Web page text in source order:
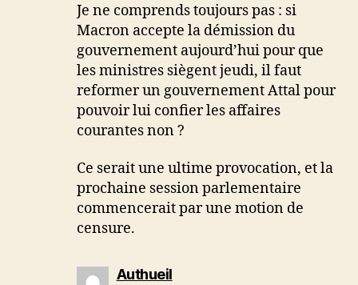
Je ne comprends toujours pas : si
Macron accepte la démission du
gouvernement aujourd’hui pour que
les ministres siègent jeudi, il faut
reformer un gouvernement Attal pour
pouvoir lui confier les affaires
courantes non ?
Ce serait une ultime provocation, et la
prochaine session parlementaire
commencerait par une motion de
censure.
Authueildit :